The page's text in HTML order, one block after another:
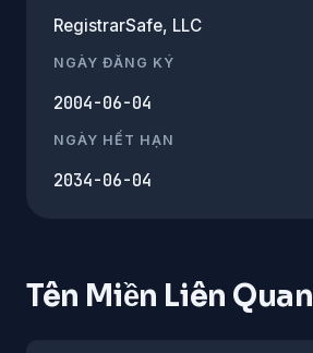
RegistrarSafe, LLC
NGÀY ĐĂNG KÝ
2004-06-04
NGÀY HẾT HẠN
2034-06-04
Tên Miền Liên Quan